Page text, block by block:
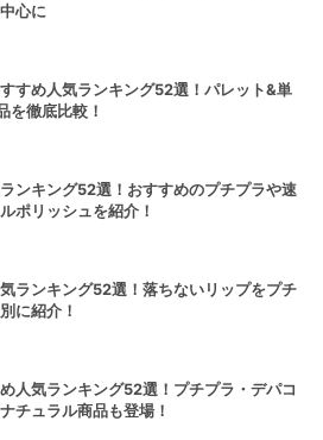
心に
すめ人気ランキング52選！パレット&単
を徹底比較！
ンキング52選！おすすめのプチプラや速
ポリッシュを紹介！
ランキング52選！落ちないリップをプチ
に紹介！
人気ランキング52選！プチプラ・デパコ
チュラル商品も登場！